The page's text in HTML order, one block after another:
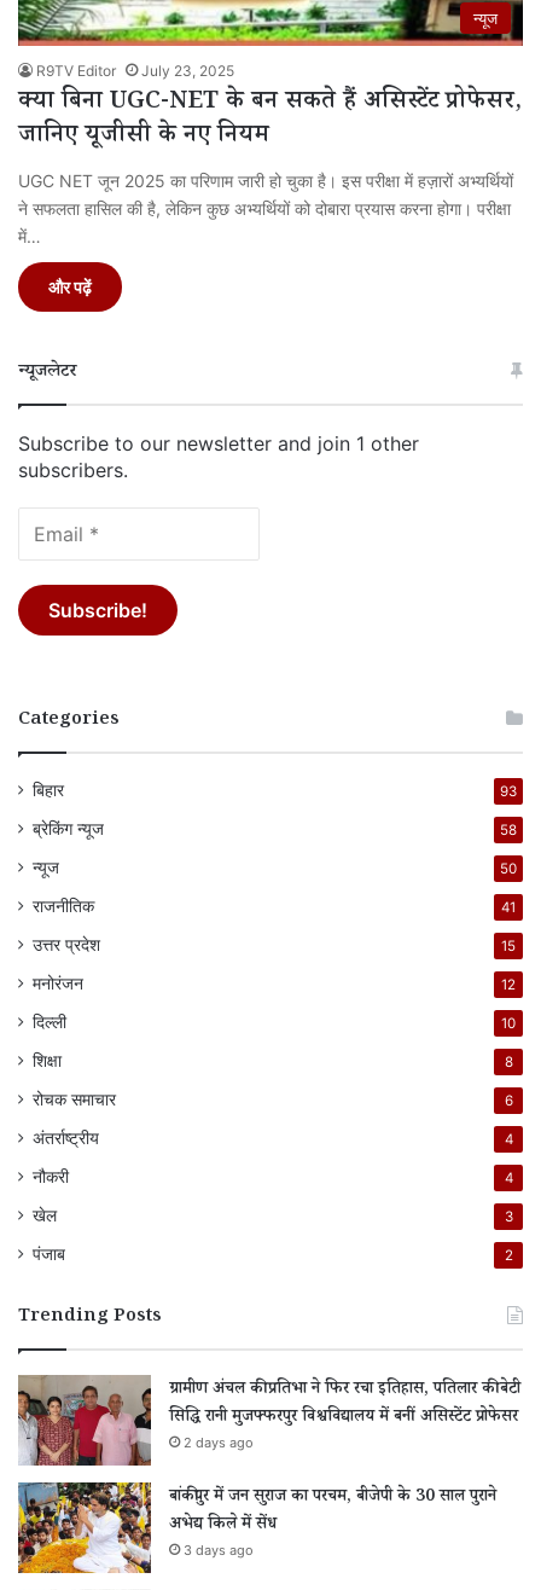
न्यूज
R9TV Editor July 23, 2025
क्या बिना UGC-NET के बन सकते हैं असिस्टेंट प्रोफेसर,
जानिए यूजीसी के नए नियम
UGC NET जून 2025 का परिणाम जारी हो चुका है। इस परीक्षा में हज़ारों अभ्यर्थियों
ने सफलता हासिल की है, लेकिन कुछ अभ्यर्थियों को दोबारा प्रयास करना होगा। परीक्षा
में…
और पढ़ें
न्यूजलेटर
Subscribe to our newsletter and join 1 other
subscribers.
Categories
बिहार 93
ब्रेकिंग न्यूज 58
न्यूज 50
राजनीतिक 41
उत्तर प्रदेश 15
मनोरंजन 12
दिल्ली 10
शिक्षा 8
रोचक समाचार 6
अंतर्राष्ट्रीय 4
नौकरी 4
खेल 3
पंजाब 2
Trending Posts
ग्रामीण अंचल की प्रतिभा ने फिर रचा इतिहास, पतिलार की बेटी
सिद्धि रानी मुजफ्फरपुर विश्वविद्यालय में बनीं असिस्टेंट प्रोफेसर
2 days ago
बांकीपुर में जन सुराज का परचम, बीजेपी के 30 साल पुराने
अभेद्य किले में सेंध
3 days ago